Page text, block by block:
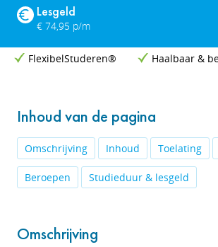
Lesgeld
€ 74,95 p/m
FlexibelStuderen® Haalbaar &
Inhoud van de pagina
Omschrijving Inhoud Toelating
Beroepen Studieduur & lesgeld
Omschrijving